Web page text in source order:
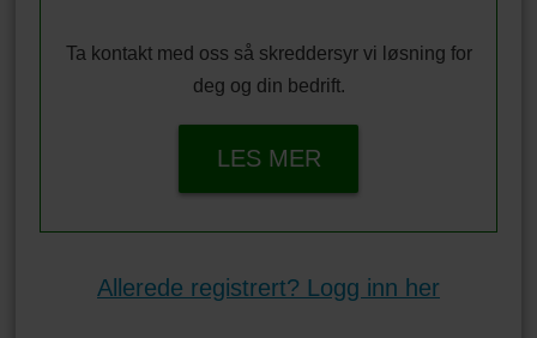
Ta kontakt med oss så skreddersyr vi løsning for
deg og din bedrift.
LES MER
Allerede registrert? Logg inn her